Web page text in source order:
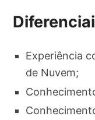
Experiência
de Nuvem;